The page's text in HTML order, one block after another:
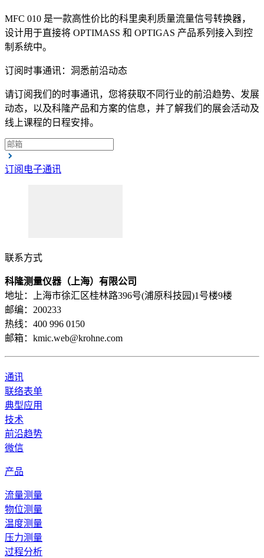
MFC 010 是一款高性价比的科里奥利质量流量信号转换器，
设计用于直接将 OPTIMASS 和 OPTIGAS 产品系列接入到控
制系统中。
订阅时事通讯：洞悉前沿动态
请订阅我们的时事通讯，您将获取不同行业的前沿趋势、发展
动态，以及科隆产品和方案的信息，并了解我们的展会活动及
线上课程的日程安排。
订阅电子通讯
联系方式
科隆测量仪器（上海）有限公司
地址：上海市徐汇区桂林路396号(浦原科技园)1号楼9楼
邮编：200233
热线：400 996 0150
邮箱：kmic.web@krohne.com
通讯
联络表单
典型应用
技术
前沿趋势
微信
产品
流量测量
物位测量
温度测量
压力测量
过程分析